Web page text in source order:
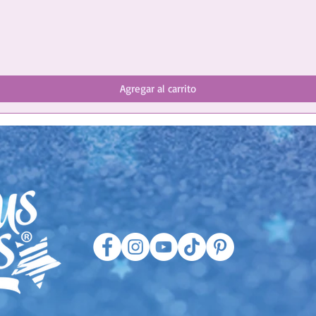
Agregar al carrito